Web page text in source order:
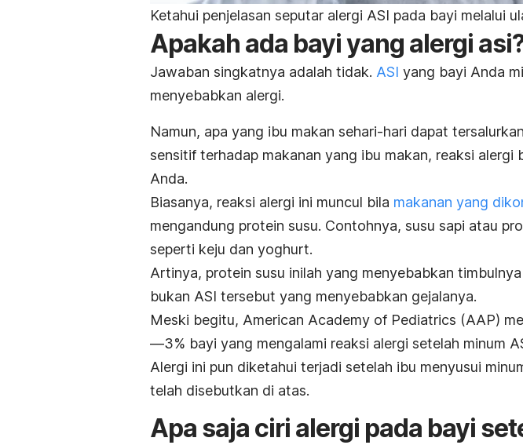
Ketahui penjelasan seputar alergi ASI pada bayi melalui
Apakah ada bayi yang alergi asi
Jawaban singkatnya adalah tidak. ASI yang bayi Anda
menyebabkan alergi.
Namun, apa yang ibu makan sehari-hari dapat
sensitif terhadap makanan yang ibu makan, reaksi alergi
Anda.
Biasanya, reaksi alergi ini muncul bila makanan yang
mengandung protein susu. Contohnya, susu sapi atau
seperti keju dan yoghurt.
Artinya, protein susu inilah yang menyebabkan
bukan ASI tersebut yang menyebabkan gejalanya.
Meski begitu, American Academy of Pediatrics (AAP)
—3% bayi yang mengalami reaksi alergi setelah minum
Alergi ini pun diketahui terjadi setelah ibu menyusui
telah disebutkan di atas.
Apa saja ciri alergi pada bayi